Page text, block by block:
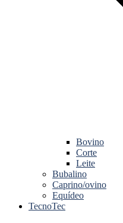
Bovino
Corte
Leite
Bubalino
Caprino/ovino
Equídeo
TecnoTec